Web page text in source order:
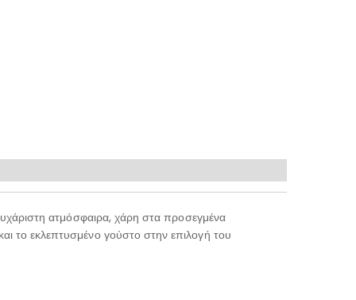
ατμόσφαιρα, χάρη στα προσεγμένα
το εκλεπτυσμένο γούστο στην επιλογή του